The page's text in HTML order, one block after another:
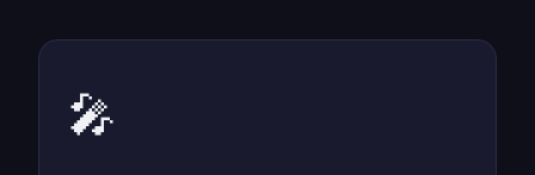
🎤